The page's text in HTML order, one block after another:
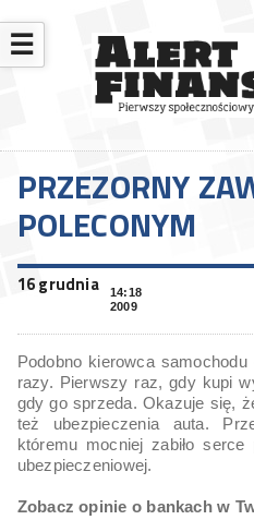
☰
PRZEZORNY
POLECONYM
16 grudnia
14:18
2009
Podobno kierowca
razy. Pierwszy raz, gdy kupi
gdy go sprzeda. Okazuje się,
też ubezpieczenia auta.
któremu mocniej zabiło
ubezpieczeniowej.
Zobacz opinie o bankach w